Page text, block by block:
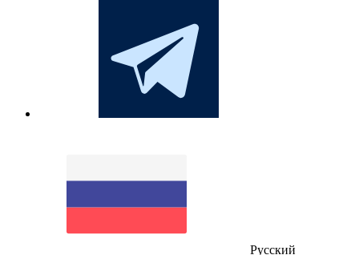
Русский